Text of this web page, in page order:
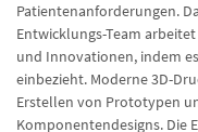
Patientenanforderungen.
Entwicklungs-Team
und Innovationen, indem
einbezieht. Moderne 3D-
Erstellen von Prototypen
Komponentendesigns. Die